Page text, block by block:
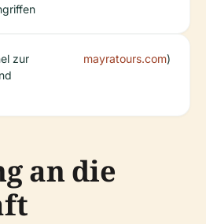
zur
mayratours.com)
an die